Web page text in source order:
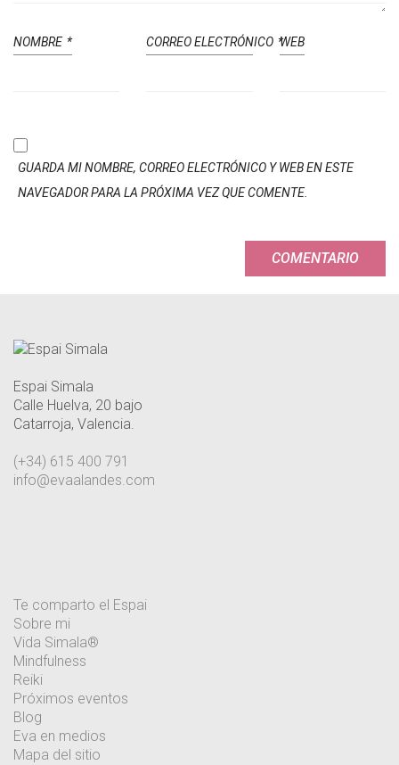
NOMBRE * CORREO ELECTRÓNICO *
WEB
GUARDA MI NOMBRE, CORREO ELECTRÓNICO Y WEB EN ESTE
NAVEGADOR PARA LA PRÓXIMA VEZ QUE COMENTE.
Espai Simala
Calle Huelva, 20 bajo
Catarroja, Valencia.
(+34) 615 400 791
info@evaalandes.com
Te comparto el Espai
Sobre mi
Vida Simala®
Mindfulness
Reiki
Próximos eventos
Blog
Eva en medios
Mapa del sitio